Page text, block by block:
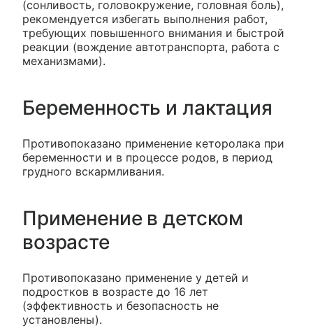
(сонливость, головокружение, головная боль),
рекомендуется избегать выполнения работ,
требующих повышенного внимания и быстрой
реакции (вождение автотранспорта, работа с
механизмами).
Беременность и лактация
Противопоказано применение кеторолака при
беременности и в процессе родов, в период
грудного вскармливания.
Применение в детском
возрасте
Противопоказано применение у детей и
подростков в возрасте до 16 лет
(эффективность и безопасность не
установлены).